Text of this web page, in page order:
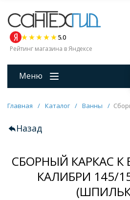
5.0
Рейтинг магазина в Яндексе
Меню
Главная / Каталог / Ванны /
Назад
СБОРНЫЙ КАРКАС
КАЛИБРИ 145/